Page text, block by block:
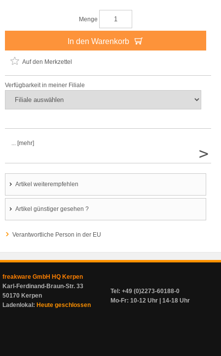
Menge
In den Warenkorb
Auf den Merkzettel
Verfügbarkeit in meiner Filiale
... [mehr]
>
Artikel weiterempfehlen
Artikel günstiger gesehen ?
Verantwortliche Person in der EU
freakware GmbH HQ Kerpen
Karl-Ferdinand-Braun-Str. 33
50170 Kerpen
Ladenlokal: Heute geschlossen
Tel: +49 (0)2273-60188-0
Mo-Fr: 10-12 Uhr | 14-18 Uhr